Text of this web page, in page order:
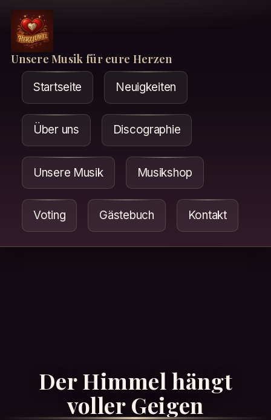
Unsere Musik für eure Herzen
Startseite Neuigkeiten
Über uns Discographie
Unsere Musik Musikshop
Voting Gästebuch Kontakt
Der Himmel hängt
voller Geigen